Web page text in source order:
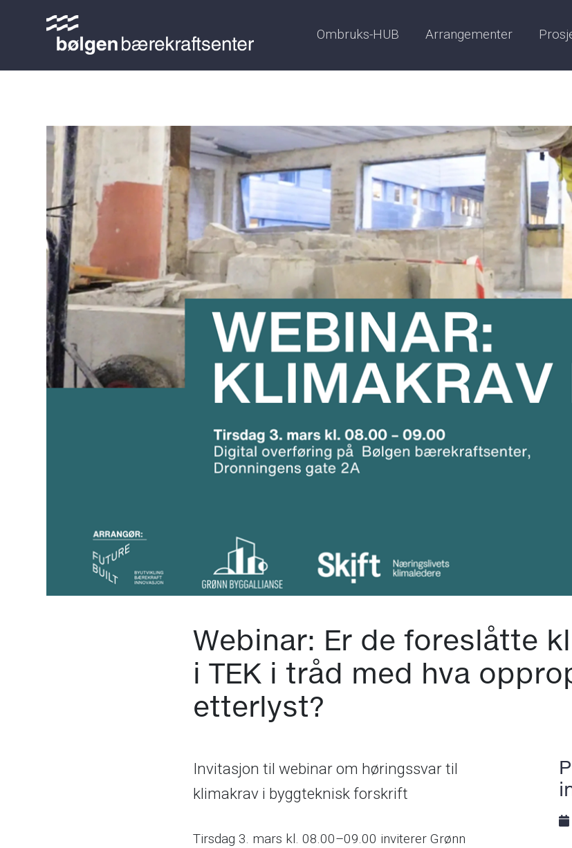
Ombruks-HUB Arrangementer
Webinar: Er de foreslåtte
i TEK i tråd med hva
etterlyst?
Invitasjon til webinar om høringssvar til
klimakrav i byggteknisk forskrift
Tirsdag 3. mars kl. 08.00–09.00 inviterer Grønn